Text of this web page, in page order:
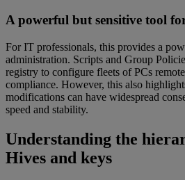
A powerful but sensitive tool
For IT professionals, this provides a
administration. Scripts and Group
registry to configure fleets of PCs
compliance. However, this also
modifications can have widespread
speed and stability.
Understanding the
Hives and keys